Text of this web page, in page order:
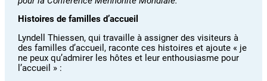
Histoires de familles d’accueil
Lyndell Thiessen, qui travaille à assigner des visiteurs à
des familles d’accueil, raconte ces histoires et ajoute « je
ne peux qu’admirer les hôtes et leur enthousiasme pour
l’accueil » :